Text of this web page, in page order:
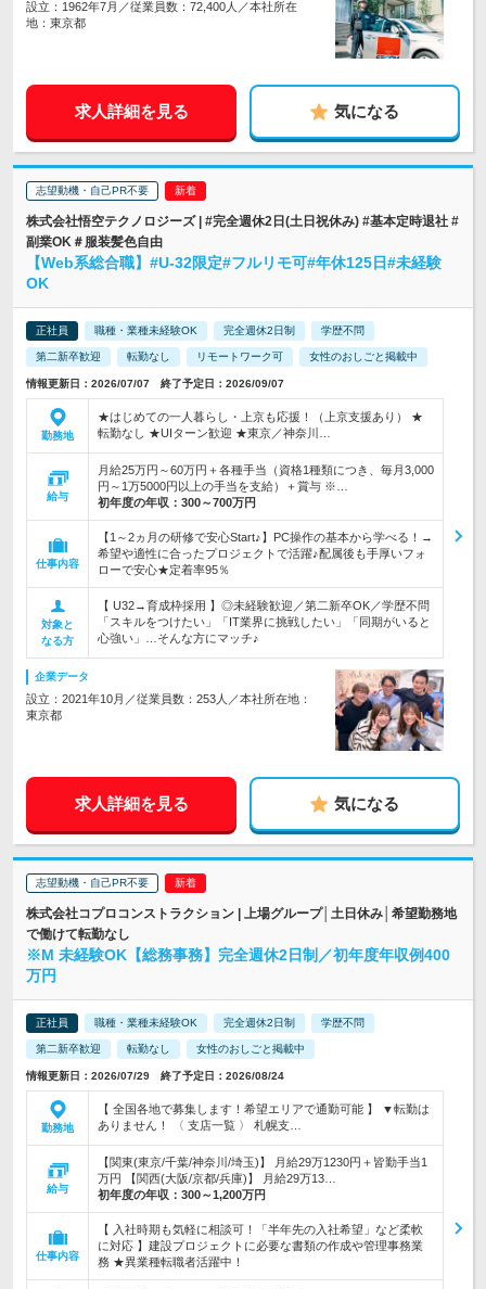
設立：1962年7月／従業員数：72,400人／本社所在
地：東京都
求人詳細を見る 気になる
志望動機・自己PR不要
株式会社悟空テクノロジーズ | #完全週休2日(土日祝休み) #基本定時退社 #
副業OK＃服装髪色自由
【Web系総合職】#U-32限定#フルリモ可#年休125日#未経験
OK
正社員 職種・業種未経験OK 完全週休2日制 学歴不問
第二新卒歓迎 転勤なし リモートワーク可 女性のおしごと掲載中
情報更新日：2026/07/07 終了予定日：2026/09/07
勤務地
★はじめての一人暮らし・上京も応援！（上京支援あり） ★
転勤なし ★UIターン歓迎 ★東京／神奈川…
給与
月給25万円～60万円＋各種手当（資格1種類につき、毎月3,000
円～1万5000円以上の手当を支給）＋賞与 ※…
初年度の年収： 300～700万円
仕事内容
【1～2ヵ月の研修で安心Start♪】PC操作の基本から学べる！→
希望や適性に合ったプロジェクトで活躍♪配属後も手厚いフォ
ローで安心★定着率95％
対象と
なる方
【 U32→育成枠採用 】◎未経験歓迎／第二新卒OK／学歴不問
「スキルをつけたい」「IT業界に挑戦したい」「同期がいると
心強い」…そんな方にマッチ♪
企業データ
設立：2021年10月／従業員数：253人／本社所在地：
東京都
求人詳細を見る 気になる
志望動機・自己PR不要
株式会社コプロコンストラクション | 上場グループ│土日休み│希望勤務地
で働けて転勤なし
※M 未経験OK【総務事務】完全週休2日制／初年度年収例400
万円
正社員 職種・業種未経験OK 完全週休2日制 学歴不問
第二新卒歓迎 転勤なし 女性のおしごと掲載中
情報更新日：2026/07/29 終了予定日：2026/08/24
勤務地
【 全国各地で募集します！希望エリアで通勤可能 】 ▼転勤は
ありません！ 〈 支店一覧 〉 札幌支…
給与
【関東(東京/千葉/神奈川/埼玉)】 月給29万1230円＋皆勤手当1
万円 【関西(大阪/京都/兵庫)】 月給29万13…
初年度の年収： 300～1,200万円
仕事内容
【 入社時期も気軽に相談可！「半年先の入社希望」など柔軟
に対応 】建設プロジェクトに必要な書類の作成や管理事務業
務 ★異業種転職者活躍中！